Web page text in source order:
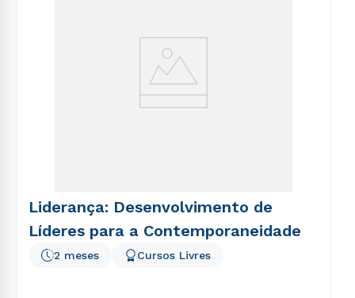
Liderança: Desenvolvimento de
Líderes para a Contemporaneidade
2 meses Cursos Livres